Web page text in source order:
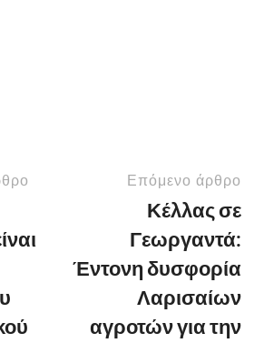
Επόμενο άρθρο
Κέλλας σε
Γεωργαντά:
Έντονη δυσφορία
Λαρισαίων
αγροτών για την